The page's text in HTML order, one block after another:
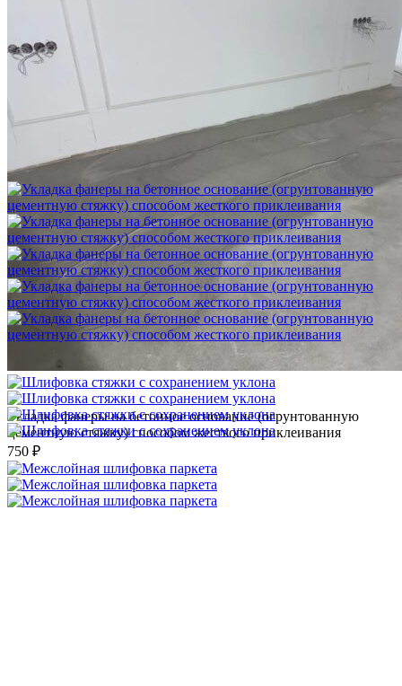
Шлифовка стяжки с сохранением уклона
1 500 ₽
Укладка фанеры на бетонное основание (огрунтованную
цементную стяжку) способом жесткого приклеивания
750 ₽